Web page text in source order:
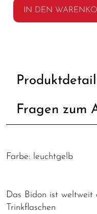
IN DEN
Fragen zum
Farbe: leuchtgelb
Das Bidon ist weltweit
Trinkflaschen